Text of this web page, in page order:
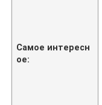
Самое интересн
ое: